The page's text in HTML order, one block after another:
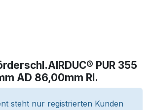
PUR 355
AD 86,00mm Rl.
steht nur registrierten Kunden